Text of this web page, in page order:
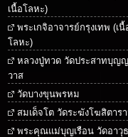
เนื้อโลหะ)
พระเกจิอาจารย์กรุงเทพ (เนื้
โลหะ)
หลวงปู่ทวด วัดประสาทบุญ
วาส
วัดบางขุนพรหม
สมเด็จโต วัดระฆังโฆสิตาร
พระคุณแม่บุญเรือน วัดอาวุธ